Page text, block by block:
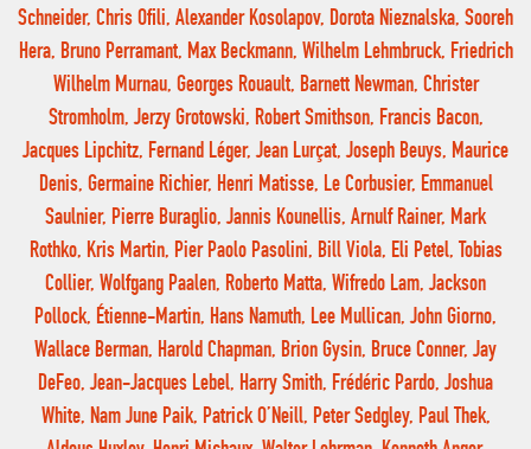
Schneider, Chris Ofili, Alexander Kosolapov, Dorota Nieznalska, Sooreh
Hera, Bruno Perramant, Max Beckmann, Wilhelm Lehmbruck, Friedrich
Wilhelm Murnau, Georges Rouault, Barnett Newman, Christer
Stromholm, Jerzy Grotowski, Robert Smithson, Francis Bacon,
Jacques Lipchitz, Fernand Léger, Jean Lurçat, Joseph Beuys, Maurice
Denis, Germaine Richier, Henri Matisse, Le Corbusier, Emmanuel
Saulnier, Pierre Buraglio, Jannis Kounellis, Arnulf Rainer, Mark
Rothko, Kris Martin, Pier Paolo Pasolini, Bill Viola, Eli Petel, Tobias
Collier, Wolfgang Paalen, Roberto Matta, Wifredo Lam, Jackson
Pollock, Étienne-Martin, Hans Namuth, Lee Mullican, John Giorno,
Wallace Berman, Harold Chapman, Brion Gysin, Bruce Conner, Jay
DeFeo, Jean-Jacques Lebel, Harry Smith, Frédéric Pardo, Joshua
White, Nam June Paik, Patrick O’Neill, Peter Sedgley, Paul Thek,